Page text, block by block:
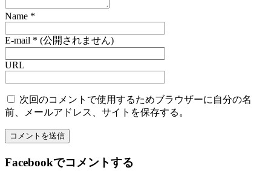
Name *
E-mail * (公開されません)
URL
次回のコメントで使用するためブラウザーに自分の名
前、メールアドレス、サイトを保存する。
Facebookでコメントする